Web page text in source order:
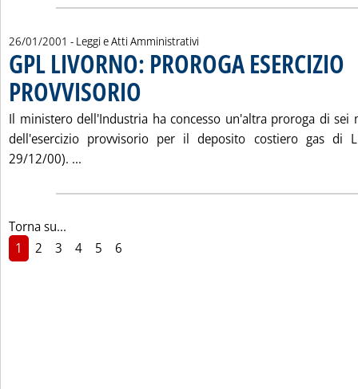
26/01/2001 - Leggi e Atti Amministrativi
GPL LIVORNO: PROROGA ESERCIZIO
PROVVISORIO
Il ministero dell'Industria ha concesso un'altra proroga di
dell'esercizio provvisorio per il deposito costiero gas di
29/12/00). ...
Torna su...
1
2 3 4 5 6